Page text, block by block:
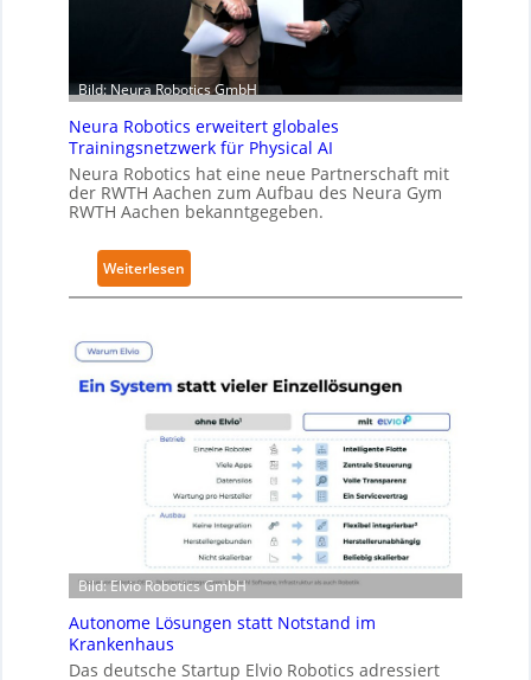
ä
l
t
S
e
c
u
r
i
y
-
e
-
Z
t
f
Bild: Neura Robotics GmbH
Neura Robotics erweitert globales
Trainingsnetzwerk für Physical AI
Neura Robotics hat eine neue Partnerschaft mit
der RWTH Aachen zum Aufbau des Neura Gym
RWTH Aachen bekanntgegeben.
Weiterlesen
N
a
R
o
o
t
i
c
s
e
w
Bild: Elvio Robotics GmbH
Autonome Lösungen statt Notstand im
Krankenhaus
Das deutsche Startup Elvio Robotics adressiert